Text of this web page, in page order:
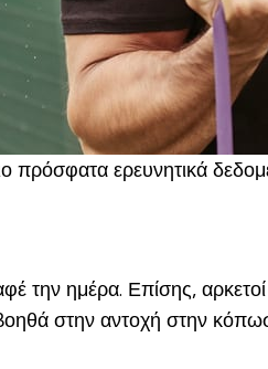
ερευνητικά
την ημέρα. Επίσης,
στην αντοχή στην